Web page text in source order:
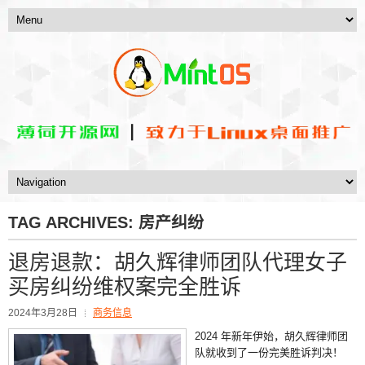
TAG ARCHIVES: 房产纠纷
退房退款：胡久辉律师团队代理女子
买房纠纷维权案完全胜诉
2024年3月28日 商务信息
2024 年新年伊始，胡久辉律师团
队就收到了一份完美胜诉判决！